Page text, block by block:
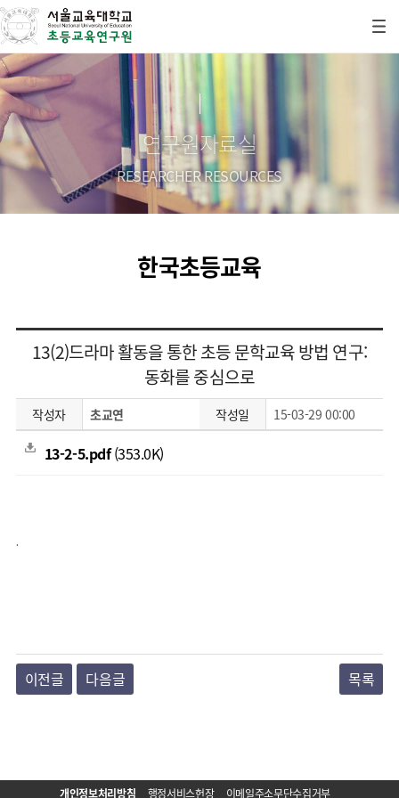
연구원자료실
RESEARCHER RESOURCES
한국초등교육
13(2)드라마 활동을 통한 초등 문학교육 방법 연구:
동화를 중심으로
작성자 초교연 작성일 15-03-29 00:00
13-2-5.pdf(353.0K)
.
이전글 다음글 목록
개인정보처리방침 행정서비스헌장 이메일주소무단수집거부